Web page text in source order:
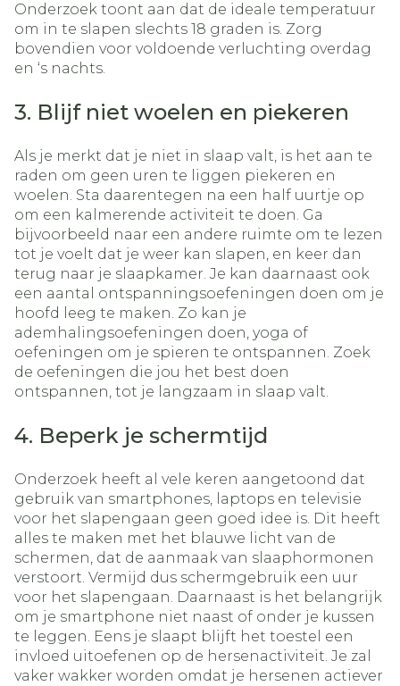
Onderzoek toont aan dat de ideale temperatuur
om in te slapen slechts 18 graden is. Zorg
bovendien voor voldoende verluchting overdag
en ‘s nachts.
3. Blijf niet woelen en piekeren
Als je merkt dat je niet in slaap valt, is het aan te
raden om geen uren te liggen piekeren en
woelen. Sta daarentegen na een half uurtje op
om een kalmerende activiteit te doen. Ga
bijvoorbeeld naar een andere ruimte om te lezen
tot je voelt dat je weer kan slapen, en keer dan
terug naar je slaapkamer. Je kan daarnaast ook
een aantal ontspanningsoefeningen doen om je
hoofd leeg te maken. Zo kan je
ademhalingsoefeningen doen, yoga of
oefeningen om je spieren te ontspannen. Zoek
de oefeningen die jou het best doen
ontspannen, tot je langzaam in slaap valt.
4. Beperk je schermtijd
Onderzoek heeft al vele keren aangetoond dat
gebruik van smartphones, laptops en televisie
voor het slapengaan geen goed idee is. Dit heeft
alles te maken met het blauwe licht van de
schermen, dat de aanmaak van slaaphormonen
verstoort. Vermijd dus schermgebruik een uur
voor het slapengaan. Daarnaast is het belangrijk
om je smartphone niet naast of onder je kussen
te leggen. Eens je slaapt blijft het toestel een
invloed uitoefenen op de hersenactiviteit. Je zal
vaker wakker worden omdat je hersenen actiever